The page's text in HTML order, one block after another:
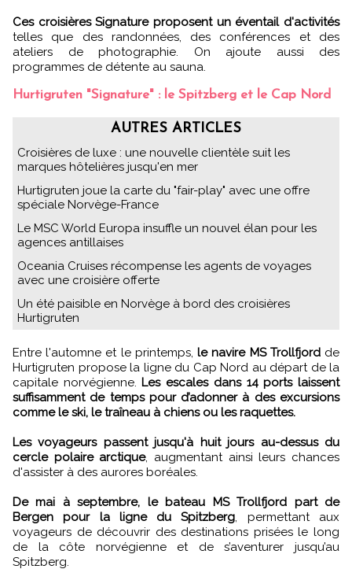
Ces croisières Signature proposent un éventail d'activités
telles que des randonnées, des conférences et des
ateliers de photographie. On ajoute aussi des
programmes de détente au sauna.
Hurtigruten "Signature" : le Spitzberg et le Cap Nord
AUTRES ARTICLES
Croisières de luxe : une nouvelle clientèle suit les
marques hôtelières jusqu'en mer
Hurtigruten joue la carte du "fair-play" avec une offre
spéciale Norvège-France
Le MSC World Europa insuffle un nouvel élan pour les
agences antillaises
Oceania Cruises récompense les agents de voyages
avec une croisière offerte
Un été paisible en Norvège à bord des croisières
Hurtigruten
Entre l'automne et le printemps,le navire MS Trollfjordde
Hurtigruten propose la ligne du Cap Nord au départ de la
capitale norvégienne. Les escales dans 14 ports laissent
suffisamment de temps pour d’adonner à des excursions
comme le ski, le traîneau à chiens ou les raquettes.
Les voyageurs passent jusqu'à huit jours au-dessus du
cercle polaire arctique, augmentant ainsi leurs chances
d'assister à des aurores boréales.
De mai à septembre, le bateau MS Trollfjord part de
Bergen pour la ligne du Spitzberg, permettant aux
voyageurs de découvrir des destinations prisées le long
de la côte norvégienne et de s’aventurer jusqu’au
Spitzberg.